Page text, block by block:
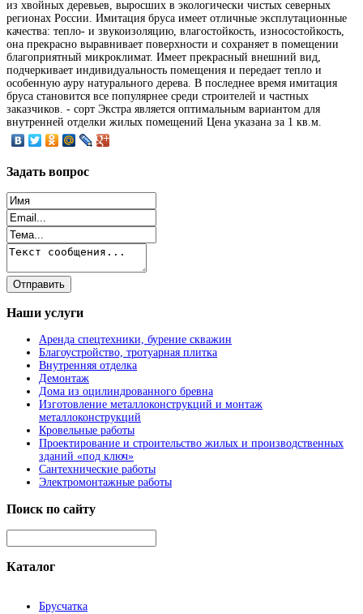
из хвойных деревьев, выросших в экологически чистых северных
регионах России. Имитация бруса имеет отличные эксплутационные
качества: тепло- и звукоизоляцию, влагостойкость, износостойкость,
она прекрасно выравнивает поверхности и сохраняет в помещении
благоприятный микроклимат. Имеет прекрасный внешний вид,
подчеркивает индивидуальность помещения и передает тепло и
особенную ауру натурального дерева. В последнее время имитация
бруса становится все популярнее среди строителей и частных
заказчиков. - сорт Экстра является оптимальным вариантом для
внутренней отделки жилых помещений Цена указана за 1 кв.м.
Задать вопрос
Наши услуги
Аренда спецтехники, бурение скважин
Благоустройство, тротуарная плитка
Внутренняя отделка
Демонтаж
Дома из оцилиндрованного бревна
Изготовление металлоконструкций и монтаж
металлоконструкций
Кровельные работы
Проектирование и строительство жилых и производственных
зданий «под ключ»
Сантехнические работы
Электромонтажные работы
Поиск по сайту
Каталог
Брусчатка